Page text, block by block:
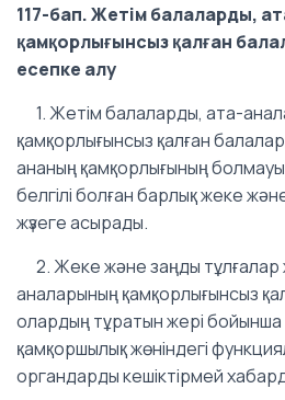
117-бап. Жетім балаларды,
қамқорлығынсыз қалған
есепке алу
1. Жетім балаларды, ата-
қамқорлығынсыз қалған
ананың қамқорлығының
белгілі болған барлық жеке
жүзеге асырады.
2. Жеке және заңды тұлғалар
аналарының қамқорлығынсыз
олардың тұратын жері
қамқоршылық жөніндегі
органдарды кешіктірмей